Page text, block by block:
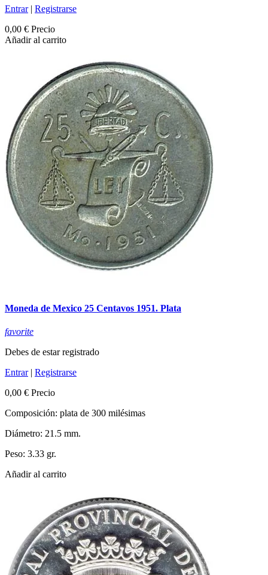
Entrar| Registrarse
0,00 € Precio
Añadir al carrito
Moneda de Mexico 25 Centavos 1951. Plata
favorite
Debes de estar registrado
Entrar| Registrarse
0,00 € Precio
Composición: plata de 300 milésimas
Diámetro: 21.5 mm.
Peso: 3.33 gr.
Añadir al carrito